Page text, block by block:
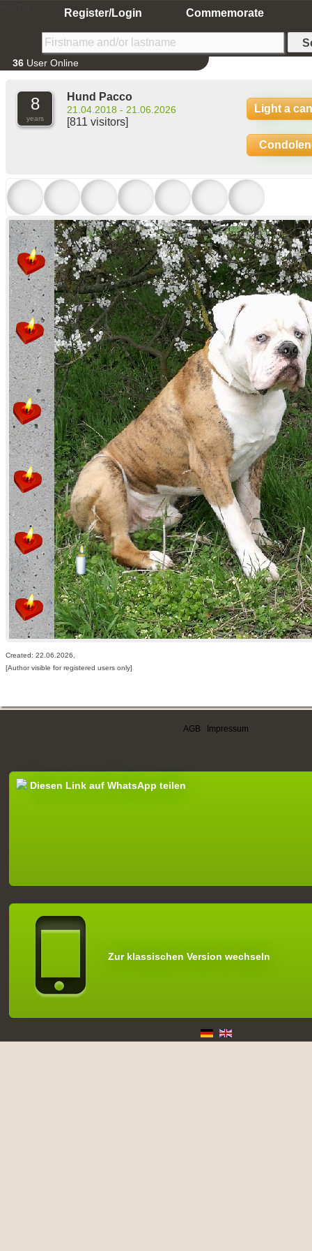
Register/Login Commemorate
36 User Online
8
years
Hund Pacco
21.04.2018 - 21.06.2026
[811 visitors]
Light a
Created: 22.06.2026,
[Author visible for registered users only]
AGB Impressum
Diesen Link auf WhatsApp teilen
Zur klassischen Version wechseln